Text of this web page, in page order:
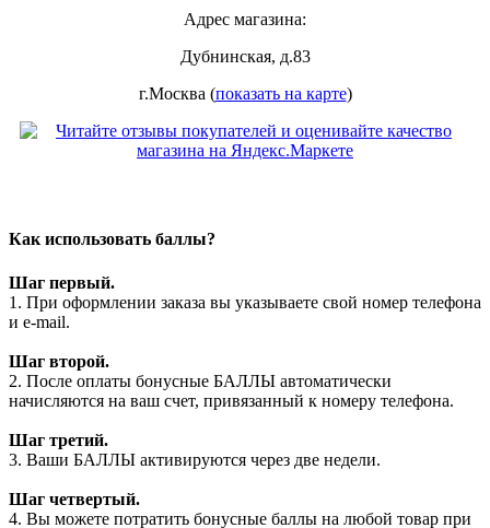
Адрес магазина:
Дубнинская, д.83
г.Москва (показать на карте)
Как использовать баллы?
Шаг первый.
1. При оформлении заказа вы указываете свой номер телефона
и e-mail.
Шаг второй.
2. После оплаты бонусные БАЛЛЫ автоматически
начисляются на ваш счет, привязанный к номеру телефона.
Шаг третий.
3. Ваши БАЛЛЫ активируются через две недели.
Шаг четвертый.
4. Вы можете потратить бонусные баллы на любой товар при